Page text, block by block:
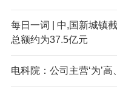
每日一词 | 中,国新城镇
总额约为37.5亿元
电科院：公司主营‘为’